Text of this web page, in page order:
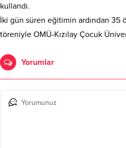
kullandı.
İki gün süren eğitimin ardından 35
töreniyle OMÜ-Kızılay Çocuk
Yorumlar